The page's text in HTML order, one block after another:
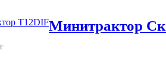
Минитрактор